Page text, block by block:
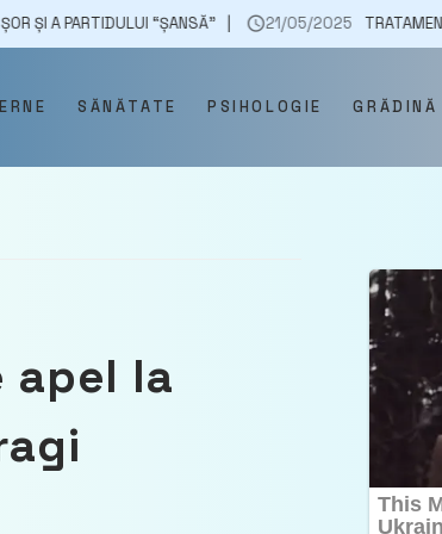
“ȘANSĂ” 21/05/2025 TRATAMENTE DE
SĂNĂTATE PSIHOLOGIE
apel la